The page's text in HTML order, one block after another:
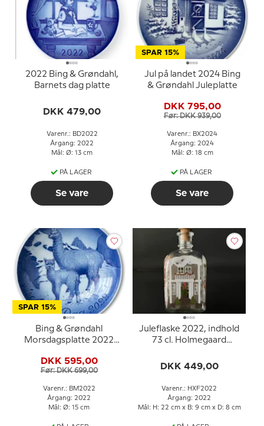
2022 Bing & Grøndahl,
Barnets dag platte
DKK 479,00
Varenr.: BD2022
Årgang: 2022
Mål: Ø: 13 cm
PÅ LAGER
Se vare
SPAR 15%
Jul på landet 2024 Bing
& Grøndahl Juleplatte
DKK 795,00
Før: DKK 939,00
Varenr.: BX2024
Årgang: 2024
Mål: Ø: 18 cm
PÅ LAGER
Se vare
SPAR 15%
Bing & Grøndahl
Morsdagsplatte 2022
DKK 595,00
Før: DKK 699,00
Varenr.: BM2022
Årgang: 2022
Mål: Ø: 15 cm
Juleflaske 2022, indhold
73 cl. Holmegaard
DKK 449,00
Varenr.: HXF2022
Årgang: 2022
Mål: H: 22 cm x B: 9 cm x D: 8 cm